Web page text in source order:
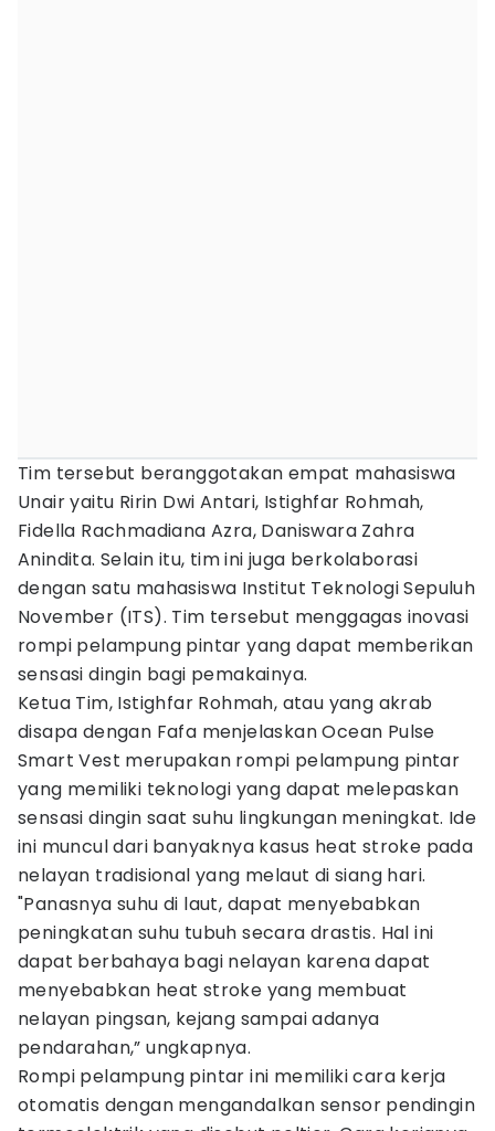
Tim tersebut beranggotakan empat mahasiswa
Unair yaitu Ririn Dwi Antari, Istighfar Rohmah,
Fidella Rachmadiana Azra, Daniswara Zahra
Anindita. Selain itu, tim ini juga berkolaborasi
dengan satu mahasiswa Institut Teknologi Sepuluh
November (ITS). Tim tersebut menggagas inovasi
rompi pelampung pintar yang dapat memberikan
sensasi dingin bagi pemakainya.
Ketua Tim, Istighfar Rohmah, atau yang akrab
disapa dengan Fafa menjelaskan Ocean Pulse
Smart Vest merupakan rompi pelampung pintar
yang memiliki teknologi yang dapat melepaskan
sensasi dingin saat suhu lingkungan meningkat. Ide
ini muncul dari banyaknya kasus heat stroke pada
nelayan tradisional yang melaut di siang hari.
"Panasnya suhu di laut, dapat menyebabkan
peningkatan suhu tubuh secara drastis. Hal ini
dapat berbahaya bagi nelayan karena dapat
menyebabkan heat stroke yang membuat
nelayan pingsan, kejang sampai adanya
pendarahan,” ungkapnya.
Rompi pelampung pintar ini memiliki cara kerja
otomatis dengan mengandalkan sensor pendingin